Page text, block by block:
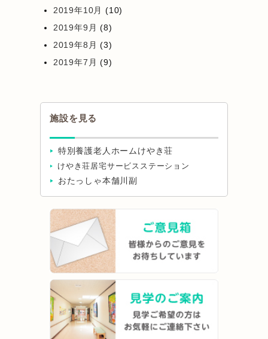
2019年10月 (10)
2019年9月 (8)
2019年8月 (3)
2019年7月 (9)
施設を見る
特別養護老人ホームけやき荘
けやき荘居宅サービスステーション
おたっしゃ本舗川副